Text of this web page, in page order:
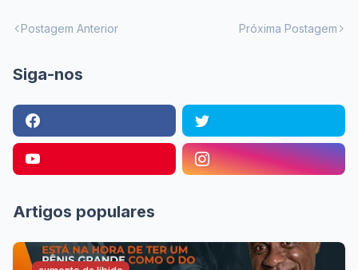
Postagem Anterior Próxima Postagem
Siga-nos
Artigos populares